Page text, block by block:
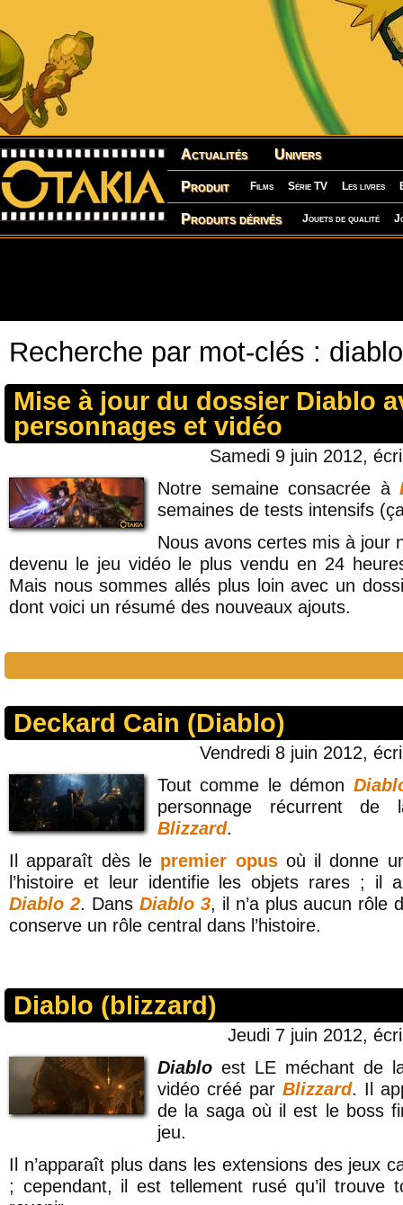
Actualités Univers
Produit Films Série TV Les livres
Produits dérivés Jouets de qualité
Recherche par mot-clés :
Mise à jour du dossier Diablo
personnages et vidéo
Samedi 9 juin 2012,
Notre semaine consacrée à
semaines de tests intensifs
Nous avons certes mis à jour
devenu le jeu vidéo le plus vendu en 24
Mais nous sommes allés plus loin avec un
dont voici un résumé des nouveaux ajouts.
Deckard Cain (Diablo)
Vendredi 8 juin 2012,
Tout comme le démon
personnage récurrent
Blizzard.
Il apparaît dès le premier opusoù il donne
l’histoire et leur identifie les objets rares ; il
Diablo 2. Dans Diablo 3, il n’a plus aucun rôle
conserve un rôle central dans l’histoire.
Diablo (blizzard)
Jeudi 7 juin 2012,
Diablo est LE méchant de
vidéo créé par Blizzard. Il
de la saga où il est le boss
jeu.
Il n’apparaît plus dans les extensions des jeux
; cependant, il est tellement rusé qu’il trouve